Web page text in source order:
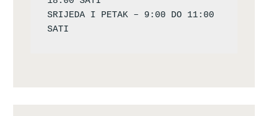
SRIJEDA I PETAK – 9:00 DO 11:00